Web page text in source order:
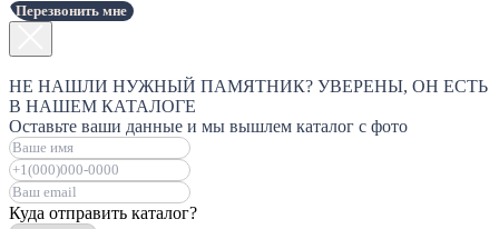
Перезвонить мне
НЕ НАШЛИ НУЖНЫЙ ПАМЯТНИК? УВЕРЕНЫ, ОН ЕСТЬ
В НАШЕМ КАТАЛОГЕ
Оставьте ваши данные и мы вышлем каталог с фото
Куда отправить каталог?